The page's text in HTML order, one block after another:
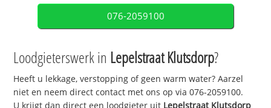
076-2059100
Loodgieterswerk in Lepelstraat Klutsdorp?
Heeft u lekkage, verstopping of geen warm water? Aarzel
niet en neem direct contact met ons op via 076-2059100.
U krijgt dan direct een loodgieter uit Lepelstraat Klutsdorp